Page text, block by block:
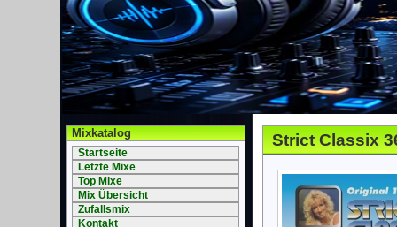
Mixkatalog
Startseite
Letzte Mixe
Top Mixe
Mix Übersicht
Zufallsmix
Kontakt
Strict Classix